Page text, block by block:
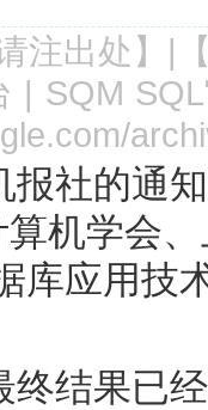
注出处 】|
| SQM
报社的通
机学会
库应用技
终结果已